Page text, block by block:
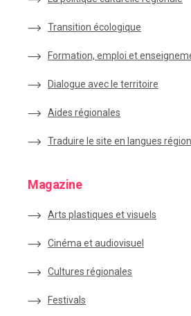
Transition écologique
Formation, emploi et
Dialogue avec le territoire
Aides régionales
Traduire le site en langues
Magazine
Arts plastiques et visuels
Cinéma et audiovisuel
Cultures régionales
Festivals